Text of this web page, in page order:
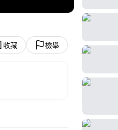
收藏 檢舉